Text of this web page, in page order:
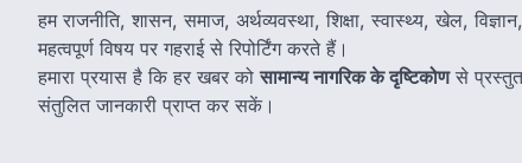
हम राजनीति, शासन, समाज, अर्थव्यवस्था, शिक्षा, स्वास्थ्य, खेल,
महत्वपूर्ण विषय पर गहराई से रिपोर्टिंग करते हैं।
हमारा प्रयास है कि हर खबर कोसामान्य नागरिक के दृष्टिकोणसे प्रस्तुत
संतुलित जानकारी प्राप्त कर सकें।